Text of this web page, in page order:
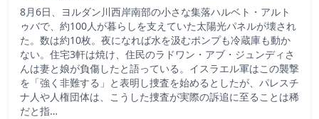
8月6日、ヨルダン川西岸南部の小さな集落ハルベト・アルト
ゥバで、約100人が暮らしを支えていた太陽光パネルが壊され
た。数は約10枚。夜になれば水を汲むポンプも冷蔵庫も動か
ない。住宅3軒は焼け、住民のラドワン・アブ・ジュンディさ
んは妻と娘が負傷したと語っている。イスラエル軍はこの襲撃
を「強く非難する」と表明し捜査を始めるとしたが、パレスチ
ナ人や人権団体は、こうした捜査が実際の訴追に至ることは稀
だと指…